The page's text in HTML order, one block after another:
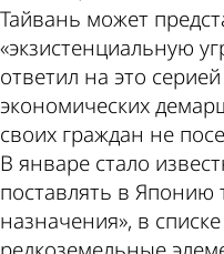
Тайвань может
«экзистенциальную
ответил на это
экономических
своих граждан не
В январе стало
поставлять в Японию
назначения», в